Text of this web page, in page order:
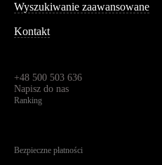
Wyszukiwanie zaawansowane
Kontakt
+48 500 503 636
Napisz do nas
Ranking
Bezpieczne płatności